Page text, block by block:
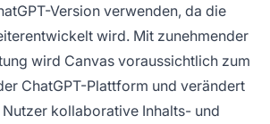
Version verwenden, da die
wird. Mit zunehmender
wird Canvas voraussichtlich zum
ChatGPT-Plattform und verändert
kollaborative Inhalts- und